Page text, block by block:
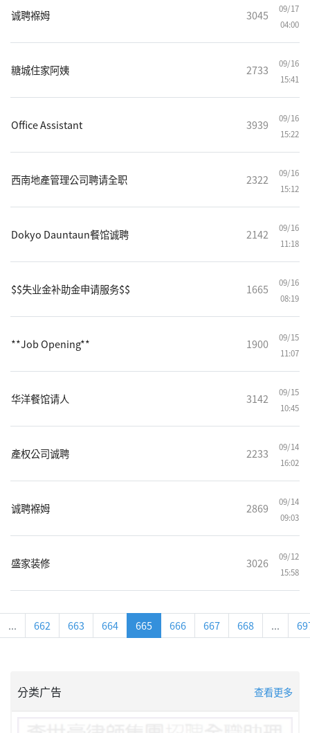
诚聘褓姆 3045
09/17
04:00
糖城住家阿姨 2733
09/16
15:41
Office Assistant 3939
09/16
15:22
西南地產管理公司聘请全职 2322
09/16
15:12
Dokyo Dauntaun餐馆诚聘 2142
09/16
11:18
$$失业金补助金申请服务$$ 1665
09/16
08:19
**Job Opening** 1900
09/15
11:07
华洋餐馆请人 3142
09/15
10:45
產权公司诚聘 2233
09/14
16:02
诚聘褓姆 2869
09/14
09:03
盛家装修 3026
09/12
15:58
... 662 663 664 665 666 667 668 ...
分类广告 查看更多